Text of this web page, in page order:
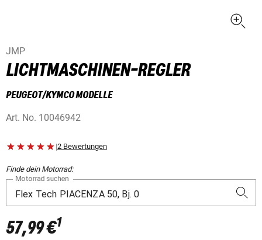
JMP
LICHTMASCHINEN-REGLER
PEUGEOT/KYMCO MODELLE
Art. No. 10046942
|2 Bewertungen
Finde dein Motorrad:
Motorrad suchen
57,99 €1